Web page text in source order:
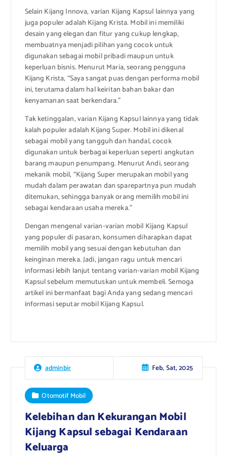
Selain Kijang Innova, varian Kijang Kapsul lainnya yang
juga populer adalah Kijang Krista. Mobil ini memiliki
desain yang elegan dan fitur yang cukup lengkap,
membuatnya menjadi pilihan yang cocok untuk
digunakan sebagai mobil pribadi maupun untuk
keperluan bisnis. Menurut Maria, seorang pengguna
Kijang Krista, “Saya sangat puas dengan performa mobil
ini, terutama dalam hal keiritan bahan bakar dan
kenyamanan saat berkendara.”
Tak ketinggalan, varian Kijang Kapsul lainnya yang tidak
kalah populer adalah Kijang Super. Mobil ini dikenal
sebagai mobil yang tangguh dan handal, cocok
digunakan untuk berbagai keperluan seperti angkutan
barang maupun penumpang. Menurut Andi, seorang
mekanik mobil, “Kijang Super merupakan mobil yang
mudah dalam perawatan dan sparepartnya pun mudah
ditemukan, sehingga banyak orang memilih mobil ini
sebagai kendaraan usaha mereka.”
Dengan mengenal varian-varian mobil Kijang Kapsul
yang populer di pasaran, konsumen diharapkan dapat
memilih mobil yang sesuai dengan kebutuhan dan
keinginan mereka. Jadi, jangan ragu untuk mencari
informasi lebih lanjut tentang varian-varian mobil Kijang
Kapsul sebelum memutuskan untuk membeli. Semoga
artikel ini bermanfaat bagi Anda yang sedang mencari
informasi seputar mobil Kijang Kapsul.
adminbir Feb, Sat, 2025
Otomotif Mobil
Kelebihan dan Kekurangan Mobil
Kijang Kapsul sebagai Kendaraan
Keluarga